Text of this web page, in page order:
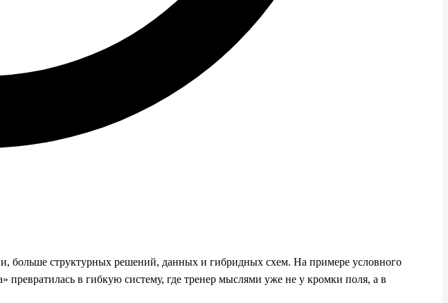
больше структурных решений, данных и гибридных схем. На примере условного
превратилась в гибкую систему, где тренер мыслями уже не у кромки поля, а в